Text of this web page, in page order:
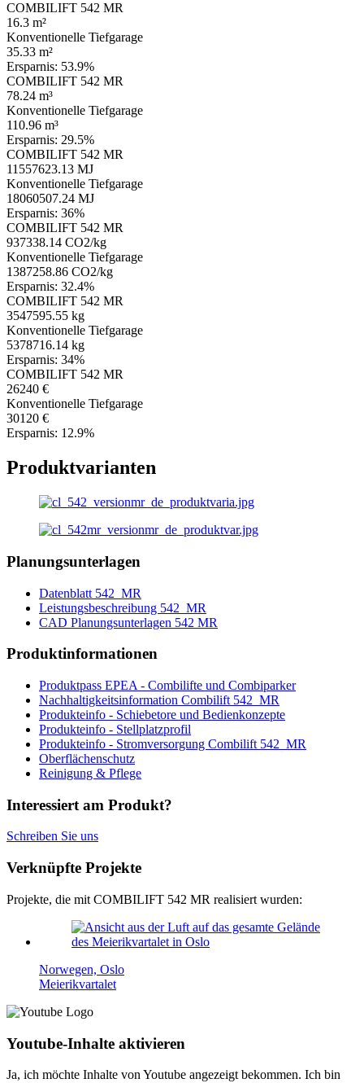
COMBILIFT 542 MR
16.3 m²
Konventionelle Tiefgarage
35.33 m²
Ersparnis: 53.9%
COMBILIFT 542 MR
78.24 m³
Konventionelle Tiefgarage
110.96 m³
Ersparnis: 29.5%
COMBILIFT 542 MR
11557623.13 MJ
Konventionelle Tiefgarage
18060507.24 MJ
Ersparnis: 36%
COMBILIFT 542 MR
937338.14 CO2/kg
Konventionelle Tiefgarage
1387258.86 CO2/kg
Ersparnis: 32.4%
COMBILIFT 542 MR
3547595.55 kg
Konventionelle Tiefgarage
5378716.14 kg
Ersparnis: 34%
COMBILIFT 542 MR
26240 €
Konventionelle Tiefgarage
30120 €
Ersparnis: 12.9%
Produktvarianten
Planungsunterlagen
Datenblatt 542_MR
Leistungsbeschreibung 542_MR
CAD Planungsunterlagen 542 MR
Produktinformationen
Produktpass EPEA - Combilifte und Combiparker
Nachhaltigkeitsinformation Combilift 542_MR
Produkteinfo - Schiebetore und Bedienkonzepte
Produkteinfo - Stellplatzprofil
Produkteinfo - Stromversorgung Combilift 542_MR
Oberflächenschutz
Reinigung & Pflege
Interessiert am Produkt?
Schreiben Sie uns
Verknüpfte Projekte
Projekte, die mit COMBILIFT 542 MR realisiert wurden:
Norwegen, Oslo
Meierikvartalet
Youtube-Inhalte aktivieren
Ja, ich möchte Inhalte von Youtube angezeigt bekommen. Ich bin